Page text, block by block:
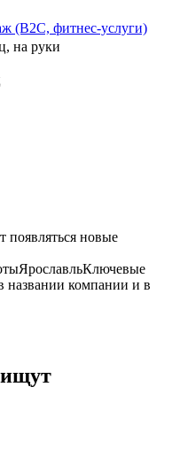
(B2C, фитнес-услуги)
на руки
появляться новые
ЯрославльКлючевые
названии компании и в
ищут